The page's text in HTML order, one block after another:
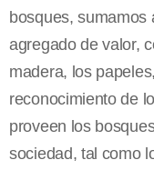
bosques, sumamos
agregado de valor,
madera, los
reconocimiento de
proveen los
sociedad, tal como